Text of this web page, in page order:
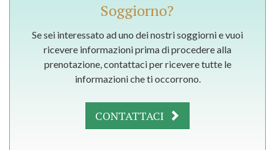
Soggiorno?
Se sei interessato ad uno dei nostri soggiorni e vuoi
ricevere informazioni prima di procedere alla
prenotazione, contattaci per ricevere tutte le
informazioni che ti occorrono.
CONTATTACI